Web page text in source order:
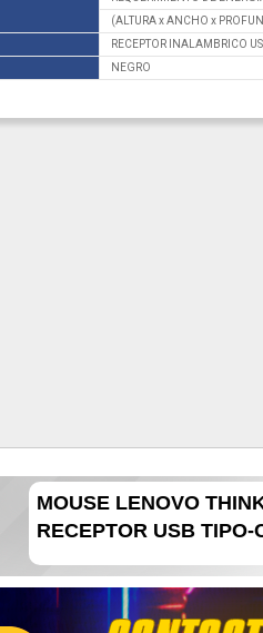
(ALTURA x ANCHO x
RECEPTOR INALAMBRICO
NEGRO
MOUSE LENOVO
RECEPTOR USB TIPO-